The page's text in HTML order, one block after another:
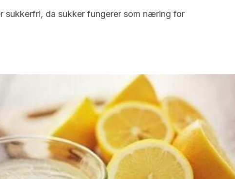
sukkerfri, da sukker fungerer som næring for